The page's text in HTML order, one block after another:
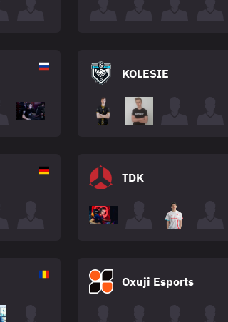
KOLESIE
TDK
Oxuji Esports